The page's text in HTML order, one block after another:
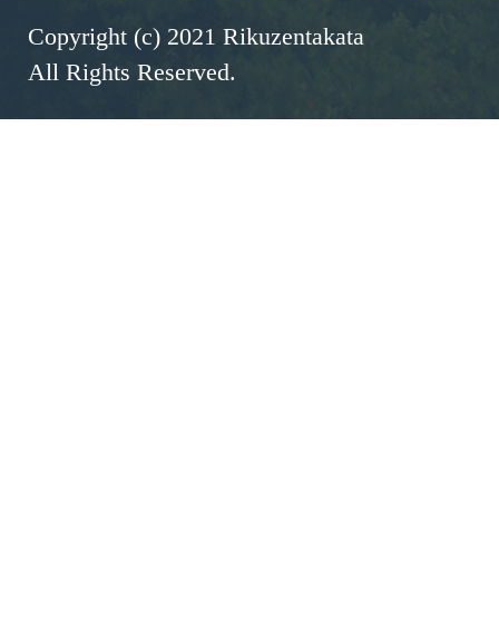
Copyright (c) 2021 Rikuzentakata
All Rights Reserved.